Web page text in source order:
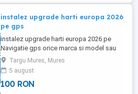
instalez upgrade harti europa 2026
pe gps
instalez upgrade harti europa 2026 pe
Navigatie gps orice marca si model sau
autoturisme - Camion etc etc.
Targu Mures, Mures
5 august
100 RON